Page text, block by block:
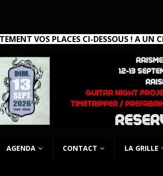
VOS PLACES CI-DESSOUS ! A UN
AGENDA CONTACT LA GRILLE